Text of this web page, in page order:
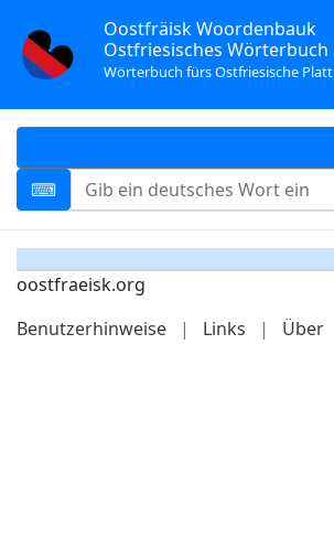
Oostfräisk Woordenbauk
Ostfriesisches Wörterbuch
Wörterbuch fürs Ostfriesische Platt
oostfraeisk.org
Benutzerhinweise
| Links | Über